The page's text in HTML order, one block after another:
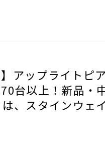
アップライトピ
台以上！新品・
、スタインウェ